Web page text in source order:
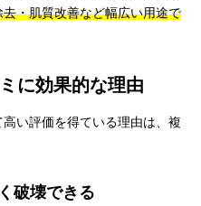
・肌質改善など幅広い用途で
に効果的な理由
い評価を得ている理由は、複
破壊できる